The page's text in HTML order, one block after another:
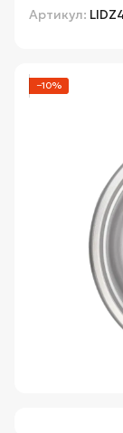
Артикул:
−10%